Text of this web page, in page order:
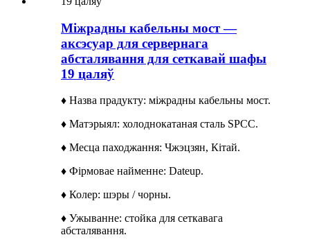
Міжрадны кабельны мост —
аксэсуар для сервернага
абсталявання для сеткавай шафы
19 цаляў
♦ Назва прадукту: міжрадны кабельны мост.
♦ Матэрыял: холоднокатаная сталь SPCC.
♦ Месца паходжання: Чжэцзян, Кітай.
♦ Фірмовае найменне: Dateup.
♦ Колер: шэры / чорны.
♦ Ужыванне: стойка для сеткавага
абсталявання.